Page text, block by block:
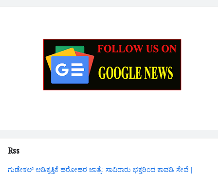
Rss
ಗುಡೇಕಲ್ ಆಡಿಕೃತ್ತಿಕೆ ಹರೋಹರ ಜಾತ್ರೆ: ಸಾವಿರಾರು ಭಕ್ತರಿಂದ ಕಾವಡಿ ಸೇವೆ |